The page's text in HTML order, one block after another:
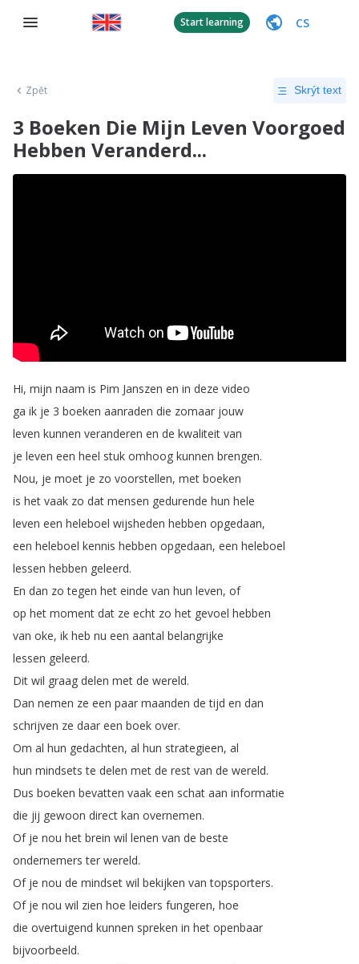
Start learning CS
Zpět Skrýt text
3 Boeken Die Mijn Leven Voorgoed
Hebben Veranderd...
Hi, mijn naam is Pim Janszen en in deze video
ga ik je 3 boeken aanraden die zomaar jouw
leven kunnen veranderen en de kwaliteit van
je leven een heel stuk omhoog kunnen brengen.
Nou, je moet je zo voorstellen, met boeken
is het vaak zo dat mensen gedurende hun hele
leven een heleboel wijsheden hebben opgedaan,
een heleboel kennis hebben opgedaan, een heleboel
lessen hebben geleerd.
En dan zo tegen het einde van hun leven, of
op het moment dat ze echt zo het gevoel hebben
van oke, ik heb nu een aantal belangrijke
lessen geleerd.
Dit wil graag delen met de wereld.
Dan nemen ze een paar maanden de tijd en dan
schrijven ze daar een boek over.
Om al hun gedachten, al hun strategieen, al
hun mindsets te delen met de rest van de wereld.
Dus boeken bevatten vaak een schat aan informatie
die jij gewoon direct kan overnemen.
Of je nou het brein wil lenen van de beste
ondernemers ter wereld.
Of je nou de mindset wil bekijken van topsporters.
Of je nou wil zien hoe leiders fungeren, hoe
die overtuigend kunnen spreken in het openbaar
bijvoorbeeld.